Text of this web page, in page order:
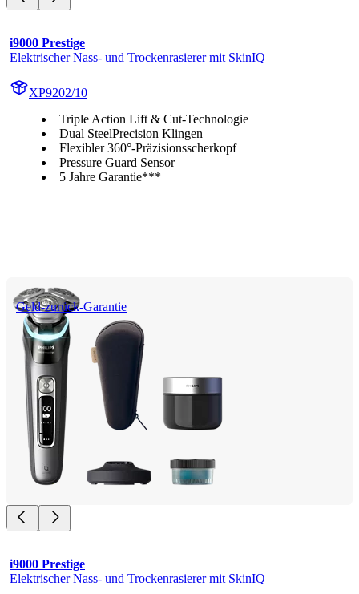
i9000 Prestige
Elektrischer Nass- und Trockenrasierer mit SkinIQ
XP9202/10
Triple Action Lift & Cut-Technologie
Dual SteelPrecision Klingen
Flexibler 360°-Präzisionsscherkopf
Pressure Guard Sensor
5 Jahre Garantie***
Geld-zurück-Garantie
i9000 Prestige
Elektrischer Nass- und Trockenrasierer mit SkinIQ